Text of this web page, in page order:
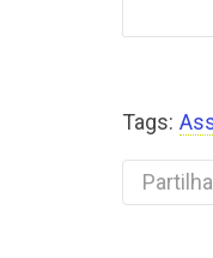
Tags: